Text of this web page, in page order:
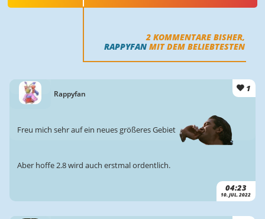
2 KOMMENTARE BISHER,
RAPPYFAN MIT DEM BELIEBTESTEN
Rappyfan
1
04:23
10. JUL. 2022
Freu mich sehr auf ein neues größeres Gebiet
Aber hoffe 2.8 wird auch erstmal ordentlich.